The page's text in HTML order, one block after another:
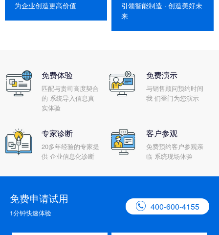
为企业创造更高价值
引领智能制造 · 创造美好未
来
免费体验
匹配与贵司高度契合
的 系统导入信息真
实体验
免费演示
与销售顾问预约时间
我 们登门为您演示
专家诊断
20多年经验的专家提
供 企业信息化诊断
客户参观
免费预约客户参观亲
临 系统现场体验
免费申请试用
1分钟快速体验
 400-600-4155